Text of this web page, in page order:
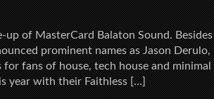
of MasterCard Balaton Sound. Besides
prominent names as Jason Derulo,
for fans of house, tech house and minimal
year with their Faithless […]